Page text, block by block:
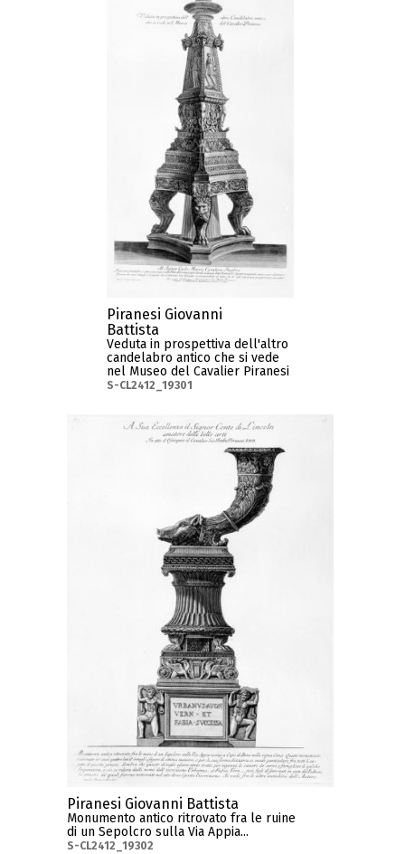
Piranesi Giovanni
Battista
Veduta in prospettiva dell'altro
candelabro antico che si vede
nel Museo del Cavalier Piranesi
S-CL2412_19301
Piranesi Giovanni Battista
Monumento antico ritrovato fra le ruine
di un Sepolcro sulla Via Appia...
S-CL2412_19302